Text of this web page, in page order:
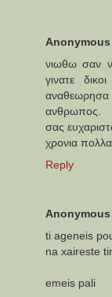
Anonymous
νιωθω σαν
γινατε
ανθρωπος.
σας
χρονια
Reply
Anonymous
ti ageneis
na xaireste
emeis pali